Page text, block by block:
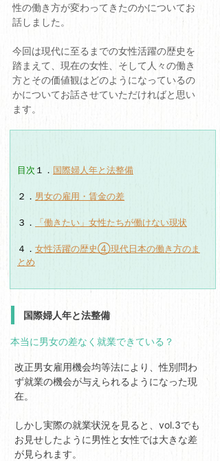
性の働き方が変わってきたのかについてお
話しました。
今回は現代に至るまでの女性活躍の歴史を
踏まえて、現在の女性、そして人々の働き
方とその価値観はどのようになっているの
かについてお話させていただければと思い
ます。
目次 １． 国際婦人年と法整備
２． 男女の雇用・賃金の差
３． 「働きたい」女性たちが働けない現状
４． 女性活躍の歴史④現代日本の働き方のま
とめ
国際婦人年と法整備
本当に男女の差なく就業できている？
改正男女雇用機会均等法により、性別問わ
ず就業の機会が与えられるようになった現
在。
しかし実際の就業状況を見ると、vol.3でも
お見せしたように男性と女性では大きな差
が見られます。